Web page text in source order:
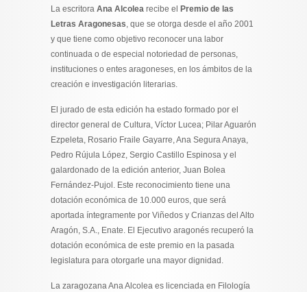
La escritora Ana Alcolea recibe el
Premio de las
Letras Aragonesas, que se otorga desde el año 2001
y que tiene como objetivo reconocer una labor
continuada o de especial notoriedad de personas,
instituciones o entes aragoneses, en los ámbitos de la
creación e investigación literarias.
El jurado de esta edición ha estado formado por el
director general de Cultura, Víctor Lucea; Pilar Aguarón
Ezpeleta, Rosario Fraile Gayarre, Ana Segura Anaya,
Pedro Rújula López, Sergio Castillo Espinosa y el
galardonado de la edición anterior, Juan Bolea
Fernández-Pujol. Este reconocimiento tiene una
dotación económica de 10.000 euros, que será
aportada íntegramente por Viñedos y Crianzas del Alto
Aragón, S.A., Enate. El Ejecutivo aragonés recuperó la
dotación económica de este premio en la pasada
legislatura para otorgarle una mayor dignidad.
La zaragozana Ana Alcolea es licenciada en Filología